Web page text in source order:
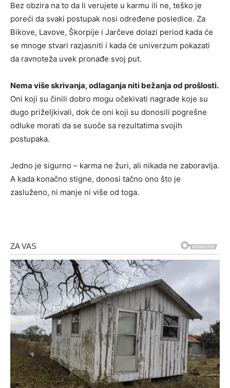
Bez obzira na to da li verujete u karmu ili ne, teško je
poreći da svaki postupak nosi određene posledice. Za
Bikove, Lavove, Škorpije i Jarčeve dolazi period kada će
se mnoge stvari razjasniti i kada će univerzum pokazati
da ravnoteža uvek pronađe svoj put.
Nema više skrivanja, odlaganja niti bežanja od prošlosti.
Oni koji su činili dobro mogu očekivati nagrade koje su
dugo priželjkivali, dok će oni koji su donosili pogrešne
odluke morati da se suoče sa rezultatima svojih
postupaka.
Jedno je sigurno – karma ne žuri, ali nikada ne zaboravlja.
A kada konačno stigne, donosi tačno ono što je
zasluženo, ni manje ni više od toga.